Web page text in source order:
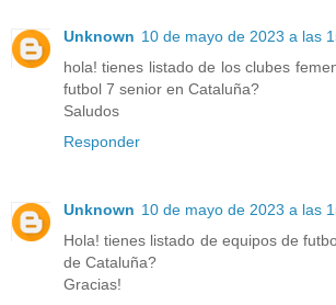
Unknown 10 de mayo de 2023 a las
hola! tienes listado de los clubes
futbol 7 senior en Cataluña?
Saludos
Responder
Unknown 10 de mayo de 2023 a las
Hola! tienes listado de equipos de
de Cataluña?
Gracias!